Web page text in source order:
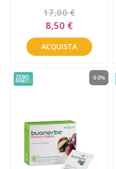
17,00 €
Special
Price
8,50 €
ACQUISTA
-50%